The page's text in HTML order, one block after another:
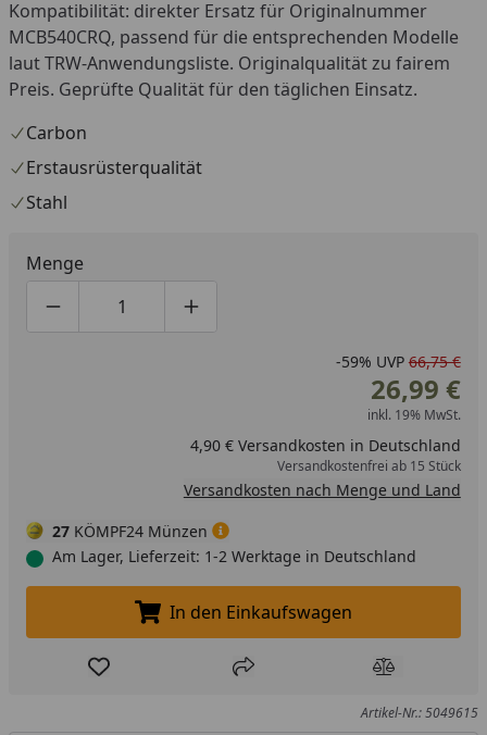
Kompatibilität: direkter Ersatz für Originalnummer
MCB540CRQ, passend für die entsprechenden Modelle
laut TRW-Anwendungsliste. Originalqualität zu fairem
Preis. Geprüfte Qualität für den täglichen Einsatz.
Carbon
Erstausrüsterqualität
Stahl
Menge
Produktmenge um eins verringern
Produktmenge manuell eingeben
Produktmenge um eins erhöhen
-59% UVP 66,75 €
26,99 €
inkl. 19% MwSt.
4,90 € Versandkosten in Deutschland
Versandkostenfrei ab 15 Stück
Versandkosten nach Menge und Land
27 KÖMPF24 Münzen
Am Lager, Lieferzeit: 1-2 Werktage in Deutschland
In den Einkaufswagen legen
In den Einkaufswagen
Produkt zur Wunschliste hinzufügen
Teilen Produkt
Artikel-Nr.: 5049615